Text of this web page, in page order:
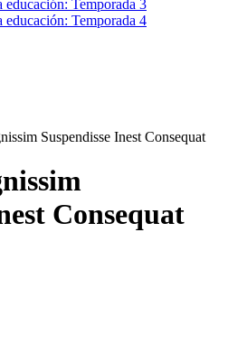
educación: Temporada 3
educación: Temporada 4
Suspendisse Inest Consequat
Consequat